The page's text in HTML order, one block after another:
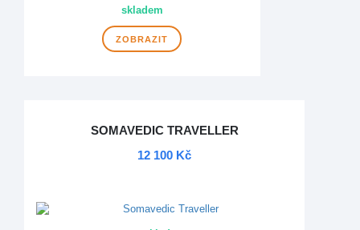
skladem
ZOBRAZIT
SOMAVEDIC TRAVELLER
12 100 Kč